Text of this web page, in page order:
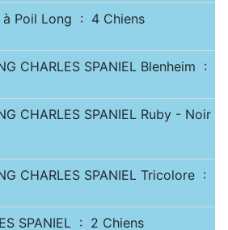
à Poil Long : 4 Chiens
CHARLES SPANIEL Blenheim : 2
CHARLES SPANIEL Ruby - Noir
CHARLES SPANIEL Tricolore : 2
SPANIEL : 2 Chiens